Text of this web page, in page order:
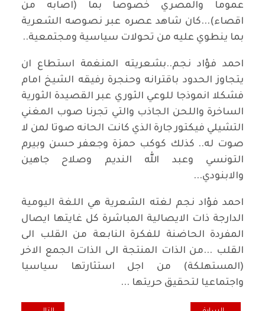
عموما والمصري خصوصا بما (اصابه من
اقصاء)...كان شاهد عصره عبر نصوصه الشعرية
بما ينطوي عليه من تحولات سياسية ومجتمعية..
احمد فؤاد نجم..بشعريته المنغمة استطاع ان
يتجاوز الحدود باقترانه وحنجرة رفيقه الشيخ امام
فشكلا انموذجا للوعي الثوري عبر القصيدة الثورية
الساخرة واللحن الجاذب والتي تجرنا صوب المغني
التشيلي فيكتور جارة الذي كانت الحانه صوتا لمن لا
صوت له.. كذلك كوكب حمزة وجعفر حسن وبيرم
التونسي وعبد الله النديم وصلاح جاهين
والابنودي...
احمد فؤاد نجم لغته الشعرية هي اللغة اليومية
الدارجة ذات الايصالية المباشرة كل غايتها ايصال
المفردة الحاضنة للفكرة النابعة من القلب الى
القلب ...من الذات المنتجة الى الذات الجمع الاخر
(المستهلكة) من اجل استثارتها سياسيا
واجتماعيا لتحقيق حريتها ...